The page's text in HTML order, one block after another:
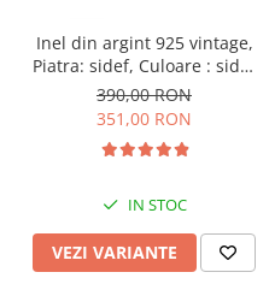
Inel din argint 925 vintage,
Piatra: sidef, Culoare : sidef
, Sonis Silver
390,00 RON
351,00 RON
IN STOC
VEZI VARIANTE